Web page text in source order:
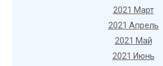
2021 Март
2021 Апрель
2021 Май
2021 Июнь